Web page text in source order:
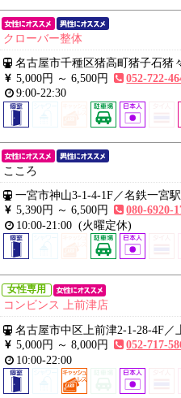
クローバー整体
名古屋市千種区猪高町猪子石猪
5,000円 ～6,500円
052-722-
9:00-22:30
こころ
一宮市神山3-1-4-1F／名鉄一宮
5,390円 ～6,500円
080-6920-
10:00-21:00 (火曜定休)
女性専用
コンビンス 上前津店
名古屋市中区上前津2-1-28-4F／
5,000円 ～8,000円
052-717-
10:00-22:00